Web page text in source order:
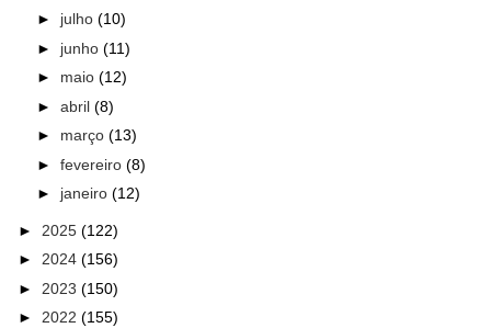
► julho (10)
► junho (11)
► maio (12)
► abril (8)
► março (13)
► fevereiro (8)
► janeiro (12)
► 2025 (122)
► 2024 (156)
► 2023 (150)
► 2022 (155)